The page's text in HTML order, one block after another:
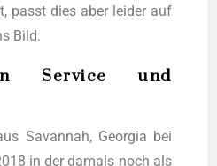
passt dies aber lei­der auf
Bild.
Service und
Sav­an­nah, Geor­gia bei
in der damals noch als